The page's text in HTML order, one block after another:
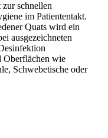
schnellen
im Patiententakt.
Quats wird ein
ausgezeichneten
Oberflächen wie
Schwebetische oder